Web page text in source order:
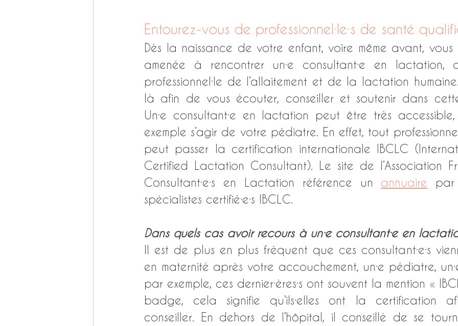
Entourez-vous de professionnel·le·s de santé
Dès la naissance de votre enfant, voire même avant,
amenée à rencontrer un·e consultant·e en lactation,
professionnel·le de l’allaitement et de la lactation humaine.
là afin de vous écouter, conseiller et soutenir dans
Un·e consultant·e en lactation peut être très
exemple s’agir de votre pédiatre. En effet, tout
peut passer la certification internationale IBCLC
Certified Lactation Consultant). Le site de l’Association
Consultant·e·s en Lactation référence un annuaire par
spécialistes certifié·e·s IBCLC.
Dans quels cas avoir recours à un·e consultant·e en
Il est de plus en plus fréquent que ces consultant·e·s
en maternité après votre accouchement, un·e pédiatre,
par exemple, ces dernier·ères·s ont souvent la mention «
badge, cela signifie qu’ils·elles ont la certification
conseiller. En dehors de l’hôpital, il conseillé de se